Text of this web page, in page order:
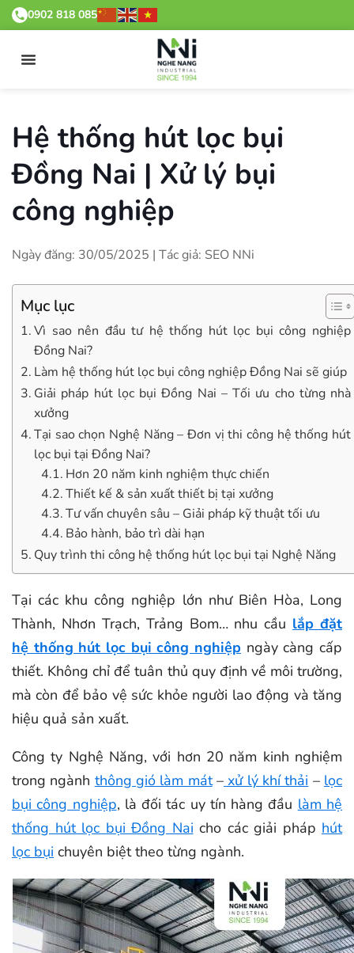
0902 818 085
Hệ thống hút lọc bụi
Đồng Nai | Xử lý bụi
công nghiệp
Ngày đăng: 30/05/2025 | Tác giả: SEO NNi
Mục lục
Vì sao nên đầu tư hệ thống hút lọc bụi công nghiệp
Đồng Nai?
Làm hệ thống hút lọc bụi công nghiệp Đồng Nai sẽ giúp
Giải pháp hút lọc bụi Đồng Nai – Tối ưu cho từng nhà
xưởng
Tại sao chọn Nghệ Năng – Đơn vị thi công hệ thống hút
lọc bụi tại Đồng Nai?
Hơn 20 năm kinh nghiệm thực chiến
Thiết kế & sản xuất thiết bị tại xưởng
Tư vấn chuyên sâu – Giải pháp kỹ thuật tối ưu
Bảo hành, bảo trì dài hạn
Quy trình thi công hệ thống hút lọc bụi tại Nghệ Năng
Tại các khu công nghiệp lớn như Biên Hòa, Long
Thành, Nhơn Trạch, Trảng Bom… nhu cầu lắp đặt
hệ thống hút lọc bụi công nghiệp ngày càng cấp
thiết. Không chỉ để tuân thủ quy định về môi trường,
mà còn để bảo vệ sức khỏe người lao động và tăng
hiệu quả sản xuất.
Công ty Nghệ Năng, với hơn 20 năm kinh nghiệm
trong ngành thông gió làm mát– xử lý khí thải – lọc
bụi công nghiệp, là đối tác uy tín hàng đầu làm hệ
thống hút lọc bụi Đồng Nai cho các giải pháp hút
lọc bụi chuyên biệt theo từng ngành.